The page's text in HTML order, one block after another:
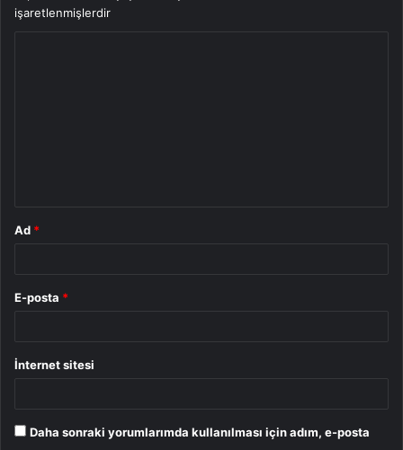
işaretlenmişlerdir
Ad *
E-posta *
İnternet sitesi
Daha sonraki yorumlarımda kullanılması için adım, e-posta